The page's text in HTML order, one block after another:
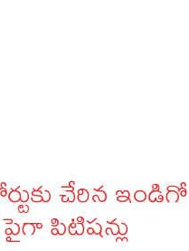
చేరిన
పిటిషన్లు